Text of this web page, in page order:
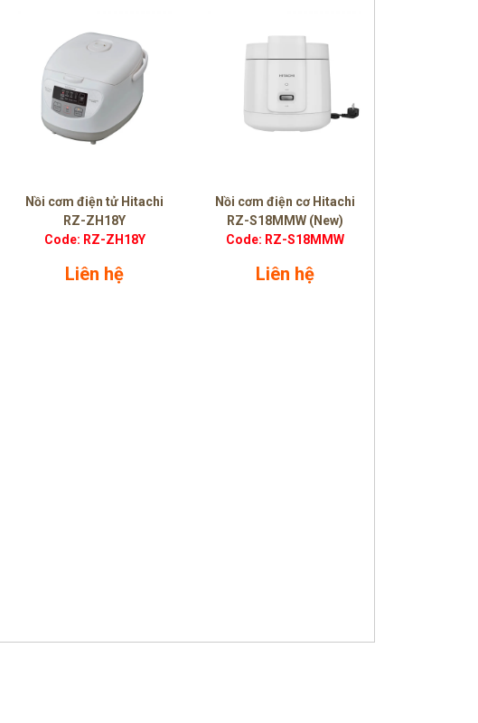
Nồi cơm điện tử Hitachi
RZ-ZH18Y
Code: RZ-ZH18Y
Liên hệ
Nồi cơm điện cơ Hitachi
RZ-S18MMW (New)
Code: RZ-S18MMW
Liên hệ